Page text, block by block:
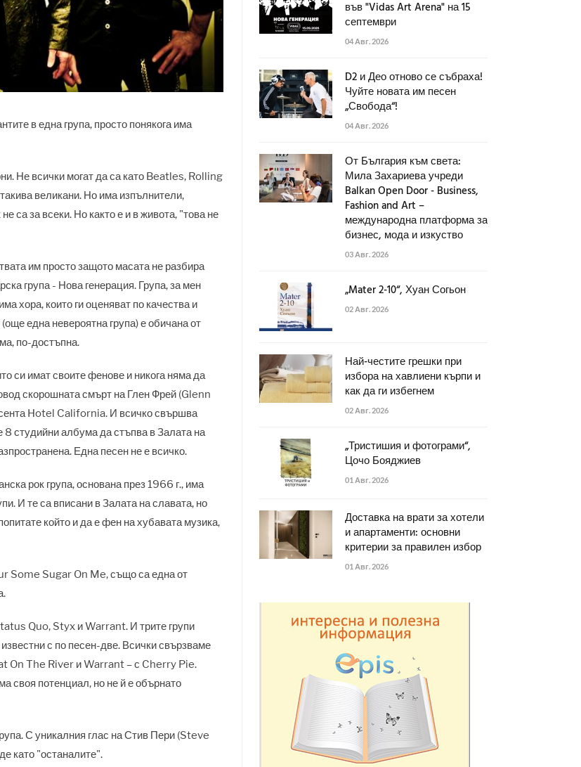
в една група, просто понякога има
Не всички могат да са като Beatles, Rolling
великани. Но има изпълнители,
са за всеки. Но както е и в живота, "това не
им просто защото масата не разбира
група - Нова генерация. Група, за мен
хора, които ги оценяват по качества и
една невероятна група) е обичана от
по-достъпна.
си имат своите фенове и никога няма да
скорошната смърт на Глен Фрей (Glenn
Hotel California. И всичко свършва
8 студийни албума да стъпва в Залата на
Една песен не е всичко.
рок група, основана през 1966 г., има
И те са вписани в Залата на славата, но
който и да е фен на хубавата музика,
Some Sugar On Me, също са една от
Quo, Styx и Warrant. И трите групи
с по песен-две. Всички свързваме
On The River и Warrant – с Cherry Pie.
своя потенциал, но не й е обърнато
С уникалния глас на Стив Пери (Steve
като "останалите".
във "Vidas Art Arena" на 15
септември
04 Авг. 2026
D2 и Део отново се събраха!
Чуйте новата им песен
„Свобода“!
04 Авг. 2026
От България към света:
Мила Захариева учреди
Balkan Open Door - Business,
Fashion and Art –
международна платформа за
бизнес, мода и изкуство
03 Авг. 2026
„Mater 2-10“, Хуан Согьон
02 Авг. 2026
Най-честите грешки при
избора на хавлиени кърпи и
как да ги избегнем
02 Авг. 2026
„Тристишия и фотограми“,
Цочо Бояджиев
01 Авг. 2026
Доставка на врати за хотели
и апартаменти: основни
критерии за правилен избор
01 Авг. 2026